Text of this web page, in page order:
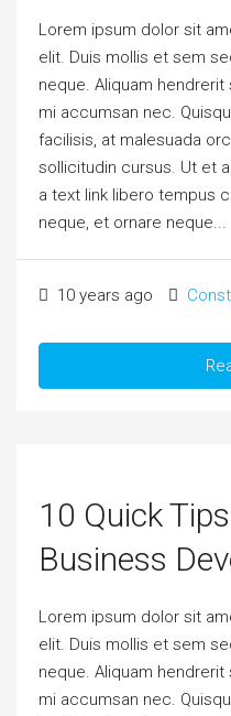
Lorem ipsum dolor sit
elit. Duis mollis et sem
neque. Aliquam
mi accumsan nec.
facilisis, at malesuada
sollicitudin cursus. Ut et
a text link libero tempus
neque, et ornare neque...
10 years ago
10 Quick
Business
Lorem ipsum dolor sit
elit. Duis mollis et sem
neque. Aliquam
mi accumsan nec.